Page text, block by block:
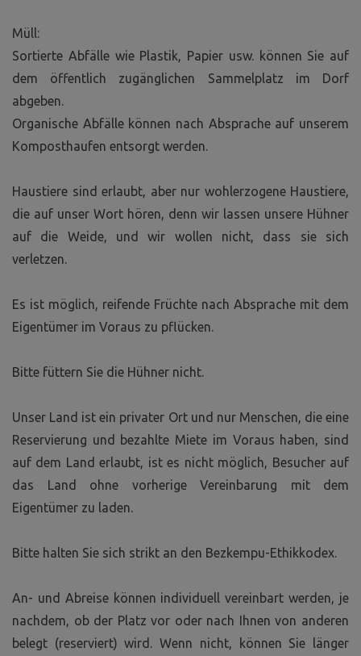
Müll:
Sortierte Abfälle wie Plastik, Papier usw. können Sie auf
dem öffentlich zugänglichen Sammelplatz im Dorf
abgeben.
Organische Abfälle können nach Absprache auf unserem
Komposthaufen entsorgt werden.
Haustiere sind erlaubt, aber nur wohlerzogene Haustiere,
die auf unser Wort hören, denn wir lassen unsere Hühner
auf die Weide, und wir wollen nicht, dass sie sich
verletzen.
Es ist möglich, reifende Früchte nach Absprache mit dem
Eigentümer im Voraus zu pflücken.
Bitte füttern Sie die Hühner nicht.
Unser Land ist ein privater Ort und nur Menschen, die eine
Reservierung und bezahlte Miete im Voraus haben, sind
auf dem Land erlaubt, ist es nicht möglich, Besucher auf
das Land ohne vorherige Vereinbarung mit dem
Eigentümer zu laden.
Bitte halten Sie sich strikt an den Bezkempu-Ethikkodex.
An- und Abreise können individuell vereinbart werden, je
nachdem, ob der Platz vor oder nach Ihnen von anderen
belegt (reserviert) wird. Wenn nicht, können Sie länger